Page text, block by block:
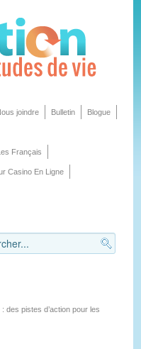
joindre Bulletin Blogue
Français
Casino En Ligne
des pistes d’action pour les